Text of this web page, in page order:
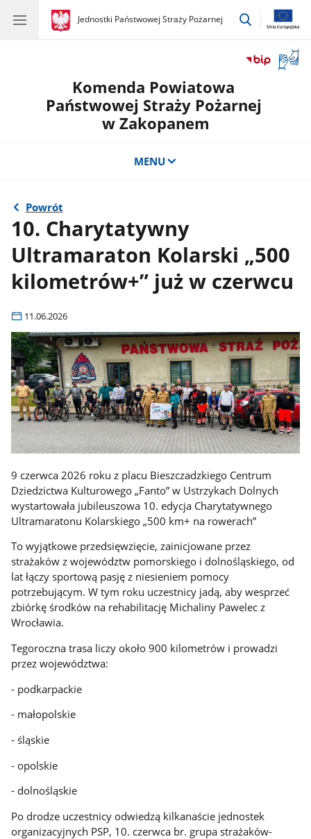
gov.pl
Jednostki Państwowej Straży Pożarnej
gov.pl
Jednostki
przejdź
okno
Komenda Powiatowa
Państwowej Straży Pożarnej
w Zakopanem
MENU
Powrót
10. Charytatywny
Ultramaraton Kolarski „500
kilometrów+” już w czerwcu
11.06.2026
9 czerwca 2026 roku z placu Bieszczadzkiego Centrum
Dziedzictwa Kulturowego „Fanto” w Ustrzykach Dolnych
wystartowała jubileuszowa 10. edycja Charytatywnego
Ultramaratonu Kolarskiego „500 km+ na rowerach”
To wyjątkowe przedsięwzięcie, zainicjowane przez
strażaków z województw pomorskiego i dolnośląskiego, od
lat łączy sportową pasję z niesieniem pomocy
potrzebującym. W tym roku uczestnicy jadą, aby wesprzeć
zbiórkę środków na rehabilitację Michaliny Pawelec z
Wrocławia.
Tegoroczna trasa liczy około 900 kilometrów i prowadzi
przez województwa:
- podkarpackie
- małopolskie
- śląskie
- opolskie
- dolnośląskie
Po drodze uczestnicy odwiedzą kilkanaście jednostek
organizacyjnych PSP, 10. czerwca br. grupa strażaków-